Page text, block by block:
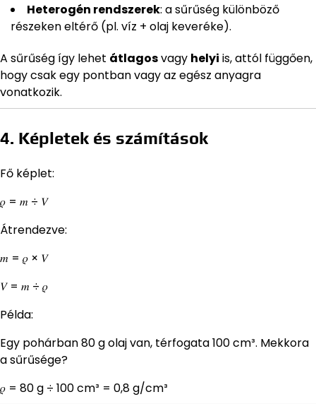
Heterogén rendszerek: a sűrűség különböző
részeken eltérő (pl. víz + olaj keveréke).
A sűrűség így lehet átlagosvagy helyi is, attól függően,
hogy csak egy pontban vagy az egész anyagra
vonatkozik.
4. Képletek és számítások
Fő képlet:
𝜌 = 𝑚 ÷ 𝑉
Átrendezve:
𝑚 = 𝜌 × 𝑉
𝑉 = 𝑚 ÷ 𝜌
Példa:
Egy pohárban 80 g olaj van, térfogata 100 cm³. Mekkora
a sűrűsége?
𝜌 = 80 g ÷ 100 cm³ = 0,8 g/cm³